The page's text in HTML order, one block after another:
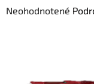
Priemerné
Neohodnotené